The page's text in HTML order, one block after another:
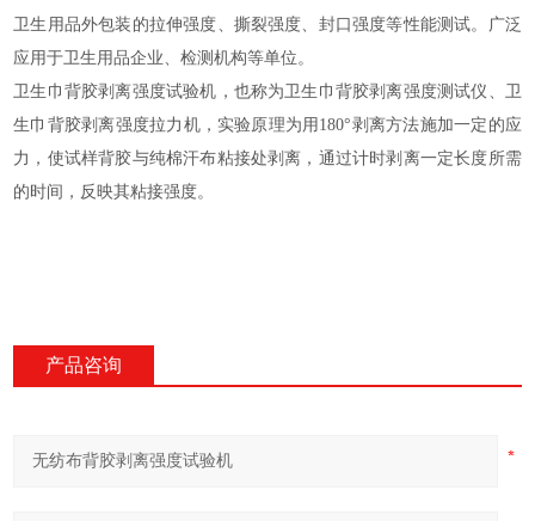
卫生用品外包装的拉伸强度、撕裂强度、封口强度等性能测试。广泛
应用于卫生用品企业、检测机构等单位。
卫生巾背胶剥离强度试验机，也称为卫生巾背胶剥离强度测试仪、卫
生巾背胶剥离强度拉力机，实验原理为用180°剥离方法施加一定的应
力，使试样背胶与纯棉汗布粘接处剥离，通过计时剥离一定长度所需
的时间，反映其粘接强度。
产品咨询